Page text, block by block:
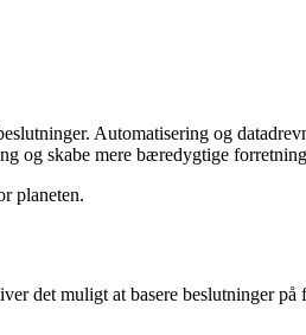
Automatisering og
og skabe mere bæredygtige
planeten.
det muligt at basere beslutninger på